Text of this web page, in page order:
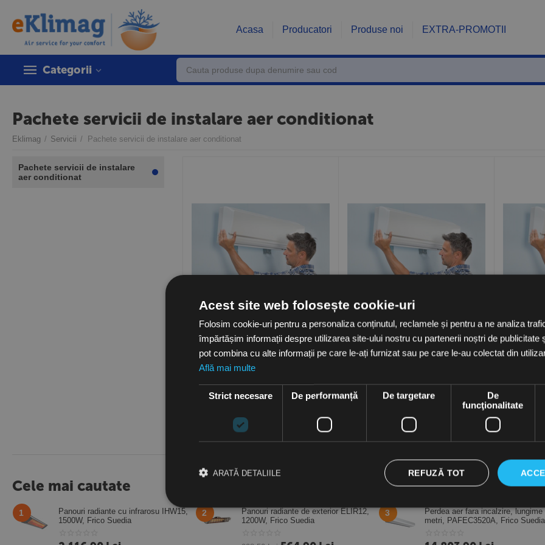
Acasa Producatori Produse noi EXTRA-PROMOTII
Categorii
Pachete servicii de instalare aer conditionat
Eklimag / Servicii / Pachete servicii de instalare aer conditionat
Pachet serviciu de instalare aer
conditionat pentru aparate de
9.000 – 12.000 BTU/h
1,235.00Lei
Pachet serviciu de instalare aer
2,160.00 Lei
Pachet
(TVA inclusa)
Pachete servicii de instalare
aer conditionat
Cele mai cautate
1
Panouri radiante cu infrarosu IHW15,
1500W, Frico Suedia
2
Panouri radiante de exterior ELIR12,
1200W, Frico Suedia
3
Perdea aer fara incalzire, lungime
metri, PAFEC3520A, Frico Suedia
Acest site web folosește cookie-uri
Folosim cookie-uri pentru a personaliza conținutul, reclamele și pentru a ne analiza
împărtășim informații despre utilizarea site-ului nostru cu partenerii noștri de publicitate
pot combina cu alte informații pe care le-ați furnizat sau pe care le-au colectat din
Află mai multe
Strict necesare De performanță De targetare
De
funcţionalitate
REFUZĂ TOT
ARATĂ DETALIILE